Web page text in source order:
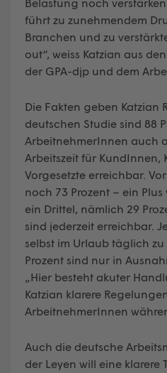
Belastung noch
führt zu zunehmendem
Branchen und zu
out“, weiss Katzian aus
der GPA-djp und dem
Die Fakten geben Katzian
deutschen Studie sind 88
ArbeitnehmerInnen auch
Arbeitszeit für KundInnen,
Vorgesetzte erreichbar.
noch 73 Prozent – ein
ein Drittel, nämlich 29
sind jederzeit erreichbar.
selbst im Urlaub täglich
Prozent sind nur in
„Hier besteht akuter
Katzian klarere
ArbeitnehmerInnen
Auch die deutsche
der Leyen will eine klarere